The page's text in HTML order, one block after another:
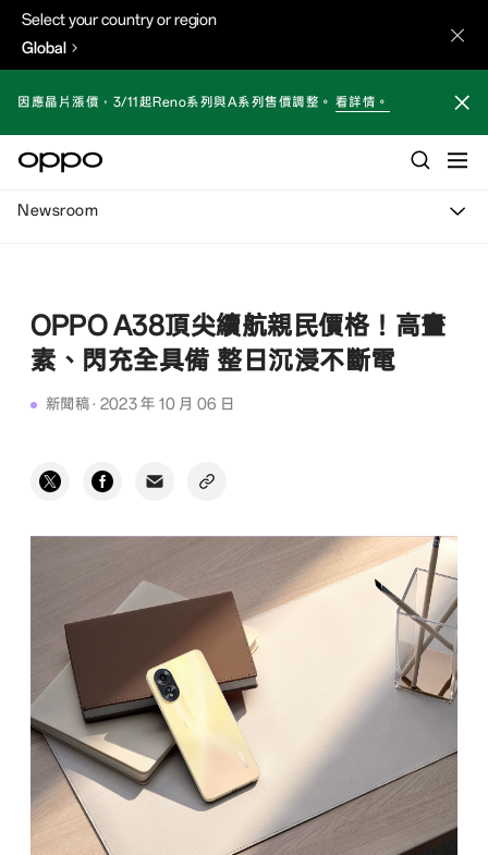
Select your country or region
Global
因應晶片漲價，3/11起Reno系列與A系列售價調整。 看詳情。
Newsroom
OPPO A38頂尖續航親民價格！高畫
素、閃充全具備 整日沉浸不斷電
新聞稿· 2023 年 10 月 06 日